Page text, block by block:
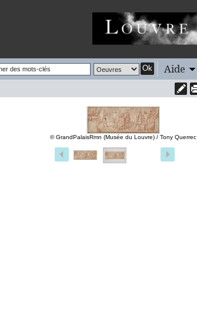
Ok Aide
© GrandPalaisRmn (Musée du Louvre) / Tony Querrec